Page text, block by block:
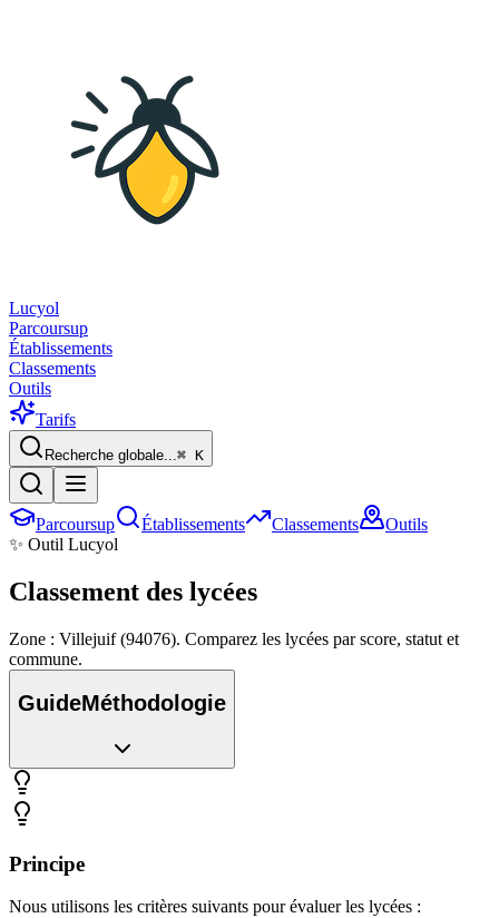
Lucyol
Parcoursup
Établissements
Classements
Outils
Tarifs
Recherche globale...⌘ K
Parcoursup Établissements Classements
Outils
✨ Outil Lucyol
Classement des lycées
Zone : Villejuif (94076). Comparez les lycées par score, statut et
commune.
GuideMéthodologie
Principe
Nous utilisons les critères suivants pour évaluer les lycées :